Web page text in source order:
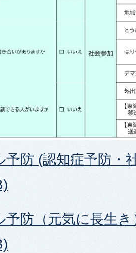
予防 (認知症予防・
予防（元気に長生